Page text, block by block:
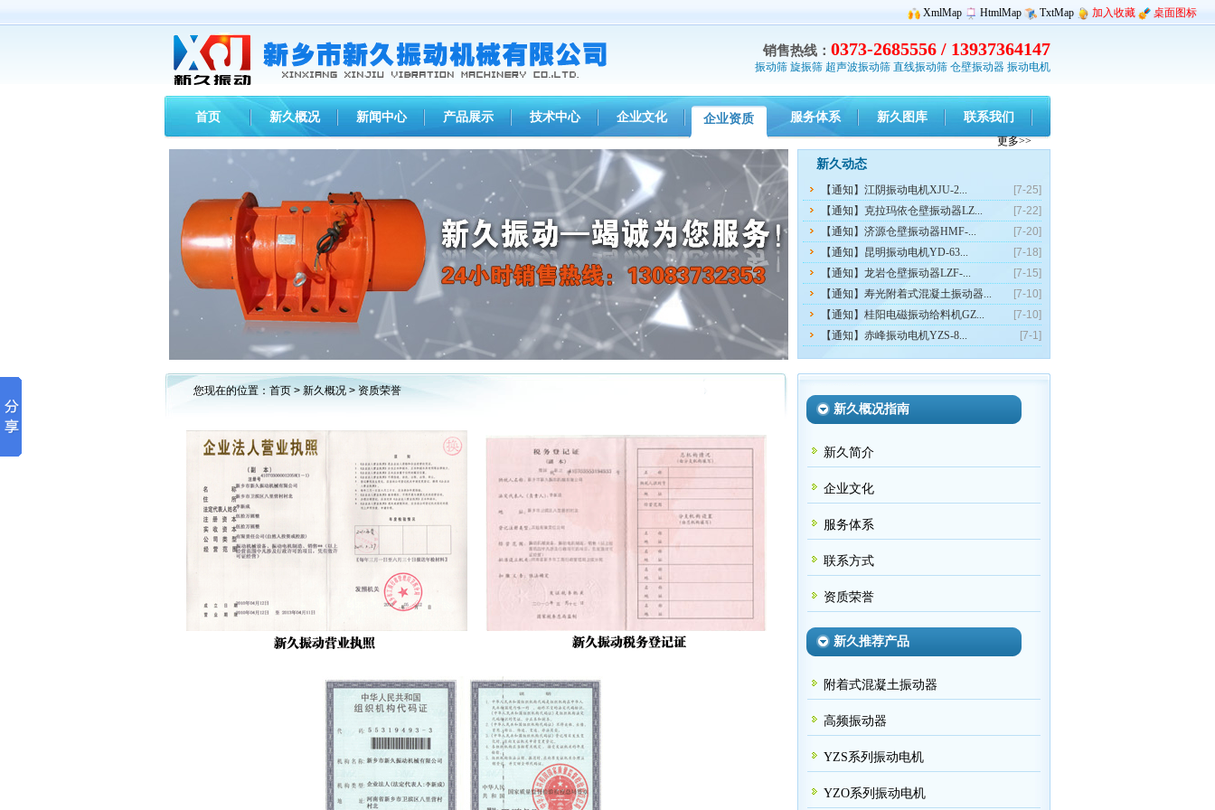
XmlMap HtmlMap TxtMap 加入收藏 桌面图标
销售热线： 0373-2685556 / 13937364147
振动筛 旋振筛 超声波振动筛 直线振动筛 仓壁振动器 振动电机
首页 新久概况 新闻中心 产品展示 技术中心 企业文化 企业资质 服务体系 新久图库 联系我们
1 2
新久动态
更多>>
[7-25]
【通知】江阴振动电机XJU-2...
[7-22]
【通知】克拉玛依仓壁振动器LZ...
[7-20]
【通知】济源仓壁振动器HMF-...
[7-18]
【通知】昆明振动电机YD-63...
[7-15]
【通知】龙岩仓壁振动器LZF-...
[7-10]
【通知】寿光附着式混凝土振动器...
[7-10]
【通知】桂阳电磁振动给料机GZ...
[7-1]
【通知】赤峰振动电机YZS-8...
您现在的位置： 首页 > 新久概况 > 资质荣誉
新久概况指南
新久简介
企业文化
服务体系
联系方式
资质荣誉
新久推荐产品
附着式混凝土振动器
高频振动器
YZS系列振动电机
YZO系列振动电机